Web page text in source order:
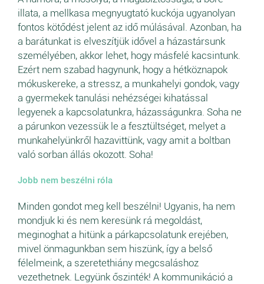
illata, a mellkasa megnyugtató kuckója ugyanolyan
fontos kötődést jelent az idő múlásával. Azonban, ha
a barátunkat is elveszítjük idővel a házastársunk
személyében, akkor lehet, hogy másfelé kacsintunk.
Ezért nem szabad hagynunk, hogy a hétköznapok
mókuskereke, a stressz, a munkahelyi gondok, vagy
a gyermekek tanulási nehézségei kihatással
legyenek a kapcsolatunkra, házasságunkra. Soha ne
a párunkon vezessük le a fesztültséget, melyet a
munkahelyünkről hazavittünk, vagy amit a boltban
való sorban állás okozott. Soha!
Jobb nem beszélni róla
Minden gondot meg kell beszélni! Ugyanis, ha nem
mondjuk ki és nem keresünk rá megoldást,
meginoghat a hitünk a párkapcsolatunk erejében,
mivel önmagunkban sem hiszünk, így a belső
félelmeink, a szeretethiány megcsaláshoz
vezethetnek. Legyünk őszinték! A kommunikáció a